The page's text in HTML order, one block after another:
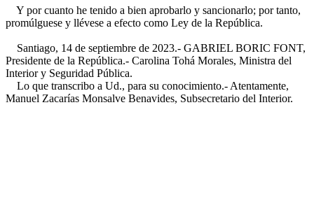
Y por cuanto he tenido a bien aprobarlo y sancionarlo; por tanto,
promúlguese y llévese a efecto como Ley de la República.
Santiago, 14 de septiembre de 2023.- GABRIEL BORIC FONT,
Presidente de la República.- Carolina Tohá Morales, Ministra del
Interior y Seguridad Pública.
Lo que transcribo a Ud., para su conocimiento.- Atentamente,
Manuel Zacarías Monsalve Benavides, Subsecretario del Interior.